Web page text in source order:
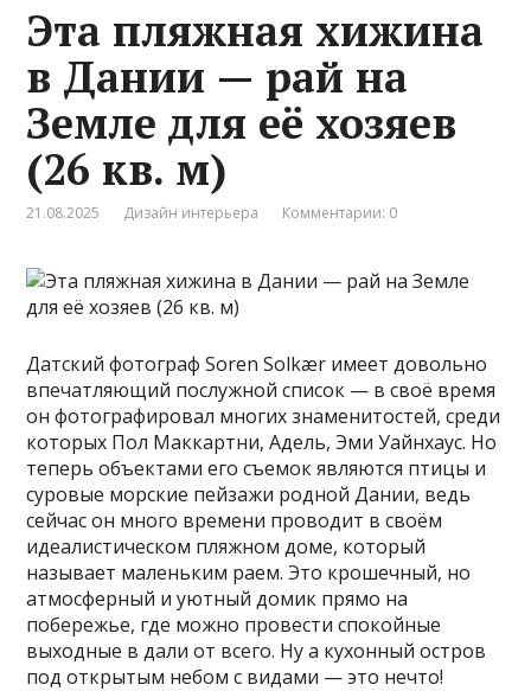
Эта пляжная хижина
в Дании — рай на
Земле для её хозяев
(26 кв. м)
21.08.2025 Дизайн интерьера Комментарии: 0
Датский фотограф Soren Solkær имеет довольно
впечатляющий послужной список — в своё время
он фотографировал многих знаменитостей, среди
которых Пол Маккартни, Адель, Эми Уайнхаус. Но
теперь объектами его съемок являются птицы и
суровые морские пейзажи родной Дании, ведь
сейчас он много времени проводит в своём
идеалистическом пляжном доме, который
называет маленьким раем. Это крошечный, но
атмосферный и уютный домик прямо на
побережье, где можно провести спокойные
выходные в дали от всего. Ну а кухонный остров
под открытым небом с видами — это нечто!